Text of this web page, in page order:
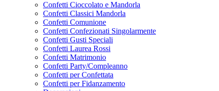
Confetti Cioccolato e Mandorla
Confetti Classici Mandorla
Confetti Comunione
Confetti Confezionati Singolarmente
Confetti Gusti Speciali
Confetti Laurea Rossi
Confetti Matrimonio
Confetti Party/Compleanno
Confetti per Confettata
Confetti per Fidanzamento